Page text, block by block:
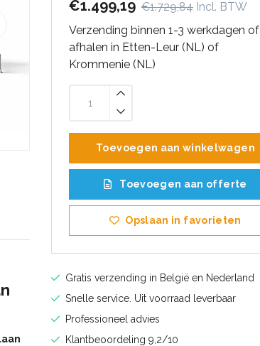
€1.499,19 €1.729,84 Incl. BTW
Verzending binnen 1-3 werkdagen of
afhalen in Etten-Leur (NL) of
Krommenie (NL)
Toevoegen aan winkelwagen
Toevoegen aan offerte
Opslaan in favorieten
Gratis verzending in België en Nederland
Snelle service. Uit voorraad leverbaar
Professioneel advies
Klantbeoordeling 9,2/10